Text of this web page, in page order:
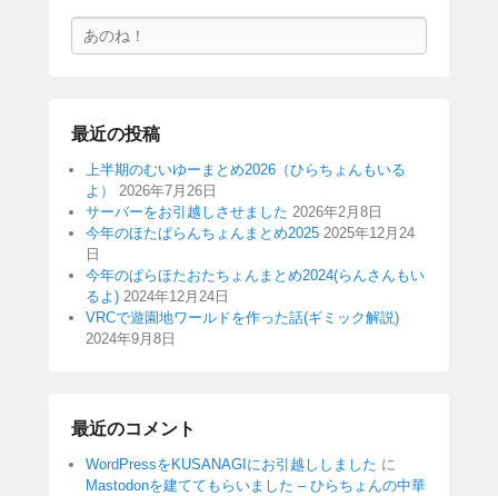
索
最近の投稿
上半期のむいゆーまとめ2026（ひらちょんもいる
よ）
2026年7月26日
サーバーをお引越しさせました 2026年2月8日
今年のほたぱらんちょんまとめ2025 2025年12月24
日
今年のぱらほたおたちょんまとめ2024(らんさんもい
るよ) 2024年12月24日
VRCで遊園地ワールドを作った話(ギミック解説)
2024年9月8日
最近のコメント
WordPressをKUSANAGIにお引越ししました に
Mastodonを建ててもらいました – ひらちょんの中華